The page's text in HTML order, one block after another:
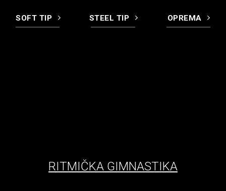
SOFT TIP STEEL TIP OPREMA
RITMIČKA GIMNASTIKA